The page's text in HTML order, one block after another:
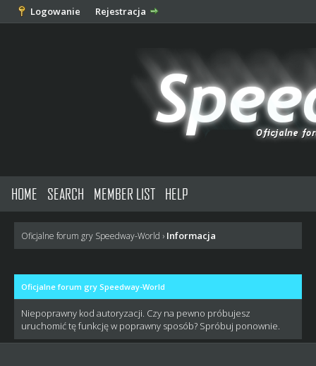
Logowanie Rejestracja
HOME SEARCH MEMBER LIST HELP
Oficjalne forum gry Speedway-World › Informacja
Oficjalne forum gry Speedway-World
Niepoprawny kod autoryzacji. Czy na pewno próbujesz
uruchomić tę funkcję w poprawny sposób? Spróbuj ponownie.